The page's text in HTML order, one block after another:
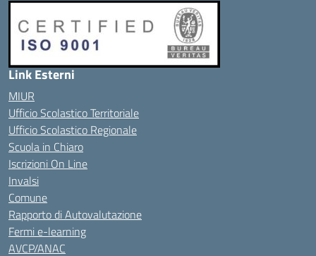
Link Esterni
MIUR
Ufficio Scolastico Territoriale
Ufficio Scolastico Regionale
Scuola in Chiaro
Iscrizioni On Line
Invalsi
Comune
Rapporto di Autovalutazione
Fermi e-learning
AVCP/ANAC